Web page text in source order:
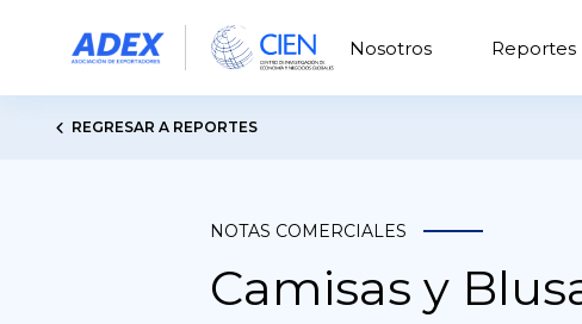
Nosotros Reportes
REGRESAR A REPORTES
NOTAS COMERCIALES
Camisas y